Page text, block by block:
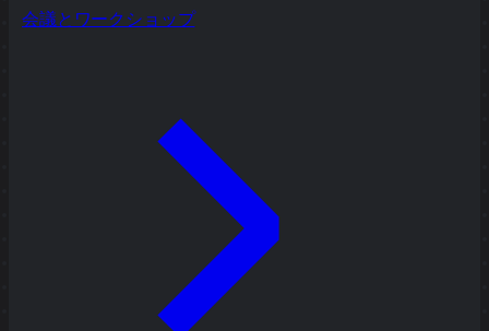
会議とワークショップ